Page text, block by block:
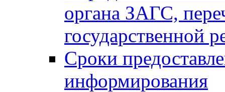
органа ЗАГС,
государственной
Сроки
информирования